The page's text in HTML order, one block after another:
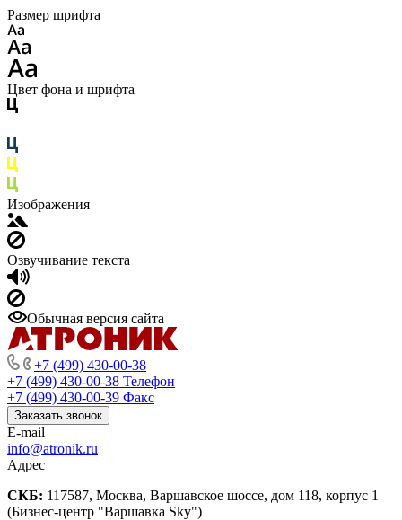
Размер шрифта
Цвет фона и шрифта
Изображения
Озвучивание текста
Обычная версия сайта
+7 (499) 430-00-38
+7 (499) 430-00-38 Телефон
+7 (499) 430-00-39 Факс
Заказать звонок
E-mail
info@atronik.ru
Адрес
СКБ: 117587, Москва, Варшавское шоссе, дом 118, корпус 1
(Бизнес-центр "Варшавка Sky")